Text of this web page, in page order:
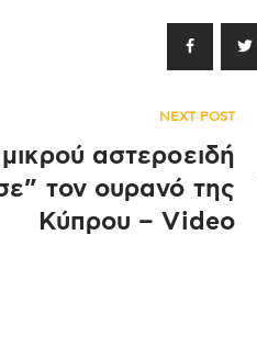
NEXT POST
αστεροειδή
τον ουρανό της
Κύπρου – Video